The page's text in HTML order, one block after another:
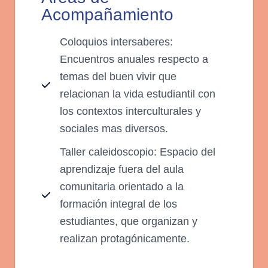
Acompañamiento
Coloquios intersaberes:
Encuentros anuales respecto a
temas del buen vivir que
relacionan la vida estudiantil con
los contextos interculturales y
sociales mas diversos.
Taller caleidoscopio: Espacio del
aprendizaje fuera del aula
comunitaria orientado a la
formación integral de los
estudiantes, que organizan y
realizan protagónicamente.